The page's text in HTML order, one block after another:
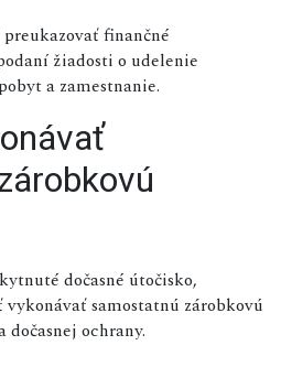
finančné
žiadosti o udelenie
a zamestnanie.
dočasné útočisko,
samostatnú zárobkovú
dočasnej ochrany.